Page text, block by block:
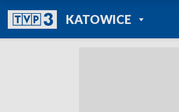
KATOWICEPOWRÓT DO
TVP REGIONY